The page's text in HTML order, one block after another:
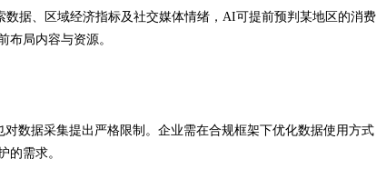
据、区域经济指标及社交媒体情绪，AI可提前预判某地区的消
布局内容与资源。
数据采集提出严格限制。企业需在合规框架下优化数据使用方
的需求。